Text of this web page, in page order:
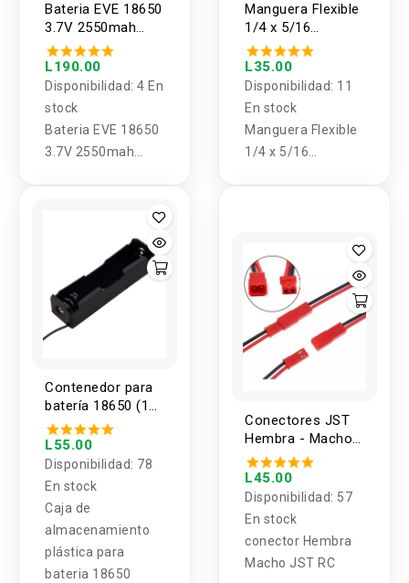
Bateria EVE 18650
3.7V 2550mah
7.5A
L190.00
Disponibilidad: 4 En
stock
Bateria EVE 18650
3.7V 2550mah
Manguera Flexible
1/4 x 5/16
pulgadas - 1
Metro
L35.00
Disponibilidad: 11
En stock
Manguera Flexible
1/4 x 5/16
Contenedor para
batería 18650 (1
unidad)
L55.00
Disponibilidad: 78
En stock
Caja de
almacenamiento
plástica para
bateria 18650
Conectores JST
Hembra - Macho
(3 pares) Calibre
20-24AWG
L45.00
Disponibilidad: 57
En stock
conector Hembra
Macho JST RC